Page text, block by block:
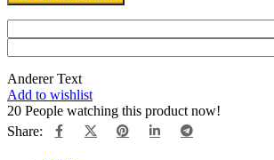
Anderer Text
Add to wishlist
20 People watching this product now!
Share: